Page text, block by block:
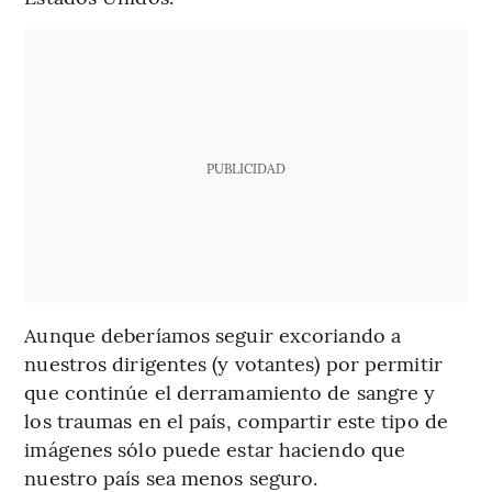
PUBLICIDAD
Aunque deberíamos seguir excoriando a
nuestros dirigentes (y votantes) por permitir
que continúe el derramamiento de sangre y
los traumas en el país, compartir este tipo de
imágenes sólo puede estar haciendo que
nuestro país sea menos seguro.